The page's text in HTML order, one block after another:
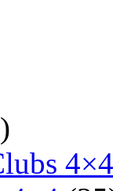
4×4